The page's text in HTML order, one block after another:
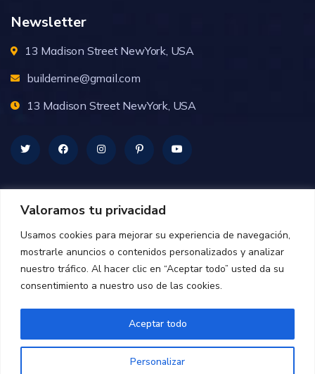
Valoramos tu privacidad
Usamos cookies para mejorar su experiencia de navegación,
mostrarle anuncios o contenidos personalizados y analizar
nuestro tráfico. Al hacer clic en “Aceptar todo” usted da su
consentimiento a nuestro uso de las cookies.
Personalizar
Aceptar todo
Newsletter
13 Madison Street NewYork, USA
builderrine@gmail.com
13 Madison Street NewYork, USA
All rights reserved by